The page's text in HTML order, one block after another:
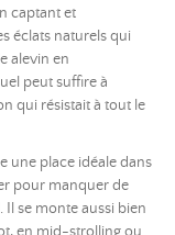
captant et
éclats naturels qui
alevin en
peut suffire à
qui résistait à tout le
une place idéale dans
pour manquer de
se monte aussi bien